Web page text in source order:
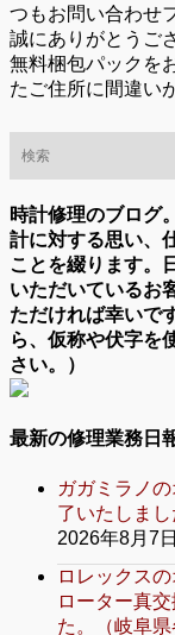
つもお問い合わせ
誠にありがとうご
無料梱包パックを
たご住所に間違い
時計修理のブログ
計に対する思い、
ことを綴ります。
いただいているお
ただければ幸いで
ら、仮称や伏字を
さい。）
最新の修理業務日
ガガミラノ
了いたしまし
2026年8月7日
ロレックス
ローター真
た。（岐阜県